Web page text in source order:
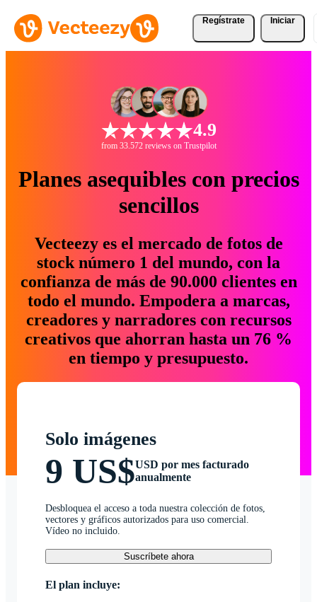
Regístrate Iniciar
4.9
from 33.572 reviews on Trustpilot
Planes asequibles con precios
sencillos
Vecteezy es el mercado de fotos de
stock número 1 del mundo, con la
confianza de más de 90.000 clientes en
todo el mundo. Empodera a marcas,
creadores y narradores con recursos
creativos que ahorran hasta un 76 %
en tiempo y presupuesto.
Solo imágenes
9 US$USD por mes facturado
anualmente
Desbloquea el acceso a toda nuestra colección de fotos,
vectores y gráficos autorizados para uso comercial.
Vídeo no incluido.
Suscríbete ahora
El plan incluye: